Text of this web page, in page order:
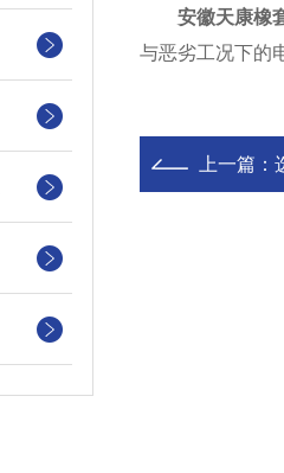
安徽天康橡
与恶劣工况下的
上一篇：